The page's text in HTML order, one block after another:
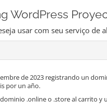
WordPress
usar com seu serviço de
de 2023 registrando un
por un año.
.online o .store al carrito y